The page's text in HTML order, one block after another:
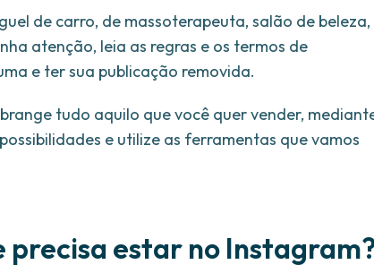
de carro, de massoterapeuta, salão de beleza,
atenção, leia as regras e os termos de
e ter sua publicação removida.
tudo aquilo que você quer vender,
e utilize as ferramentas que vamos
precisa estar no